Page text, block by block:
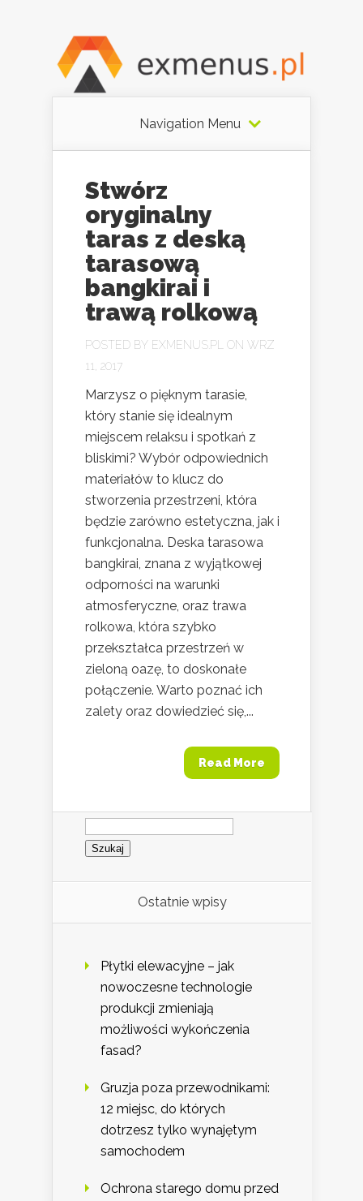
Navigation Menu
Stwórz
oryginalny
taras z deską
tarasową
bangkirai i
trawą rolkową
POSTED BY EXMENUS.PL
ON WRZ
11, 2017
Marzysz o pięknym tarasie,
który stanie się idealnym
miejscem relaksu i spotkań z
bliskimi? Wybór odpowiednich
materiałów to klucz do
stworzenia przestrzeni, która
będzie zarówno estetyczna, jak i
funkcjonalna. Deska tarasowa
bangkirai, znana z wyjątkowej
odporności na warunki
atmosferyczne, oraz trawa
rolkowa, która szybko
przekształca przestrzeń w
zieloną oazę, to doskonałe
połączenie. Warto poznać ich
zalety oraz dowiedzieć się,...
Read More
Szukaj:
Ostatnie wpisy
Płytki elewacyjne – jak
nowoczesne technologie
produkcji zmieniają
możliwości wykończenia
fasad?
Gruzja poza przewodnikami:
12 miejsc, do których
dotrzesz tylko wynajętym
samochodem
Ochrona starego domu przed